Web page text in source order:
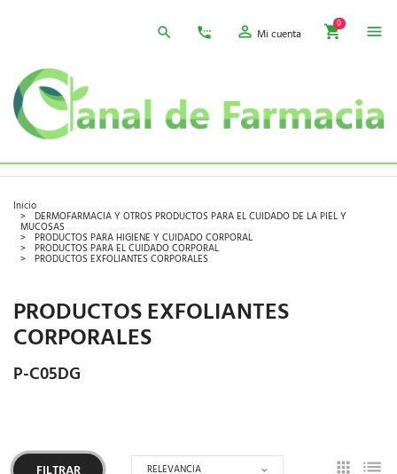
Mi cuenta
0
Inicio
DERMOFARMACIA Y OTROS PRODUCTOS PARA EL CUIDADO DE LA PIEL Y
MUCOSAS
PRODUCTOS PARA HIGIENE Y CUIDADO CORPORAL
PRODUCTOS PARA EL CUIDADO CORPORAL
PRODUCTOS EXFOLIANTES CORPORALES
PRODUCTOS EXFOLIANTES
CORPORALES
P-C05DG
RELEVANCIA